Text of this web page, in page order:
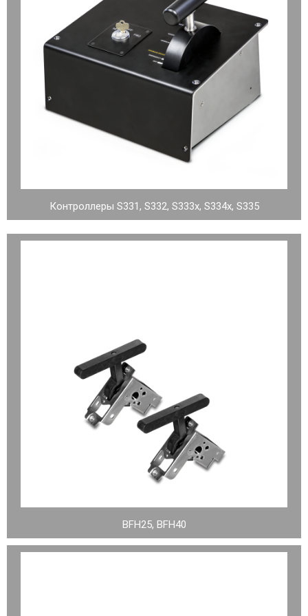
Контроллеры S331, S332, S333x, S334x, S335
BFH25, BFH40